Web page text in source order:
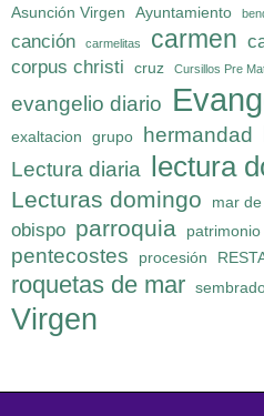
Asunción Virgen Ayuntamiento
canción carmelitas carmen
corpus christi cruz Cursillos Pre
evangelio diario
exaltacion grupo hermandad
Lectura diaria lectura
Lecturas domingo mar
obispo parroquia patrimonio
pentecostes procesión
roquetas de mar
Virgen